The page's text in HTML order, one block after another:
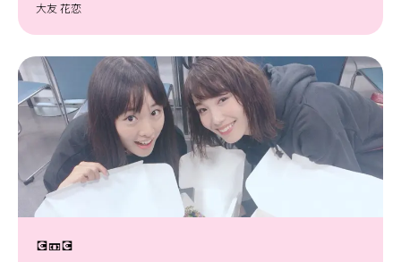
大友 花恋
💽📼💽